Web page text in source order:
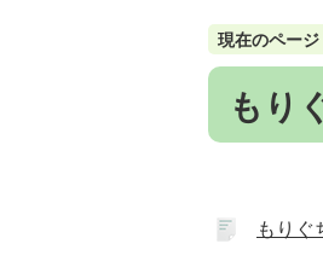
現在のページ
もり
もりぐ